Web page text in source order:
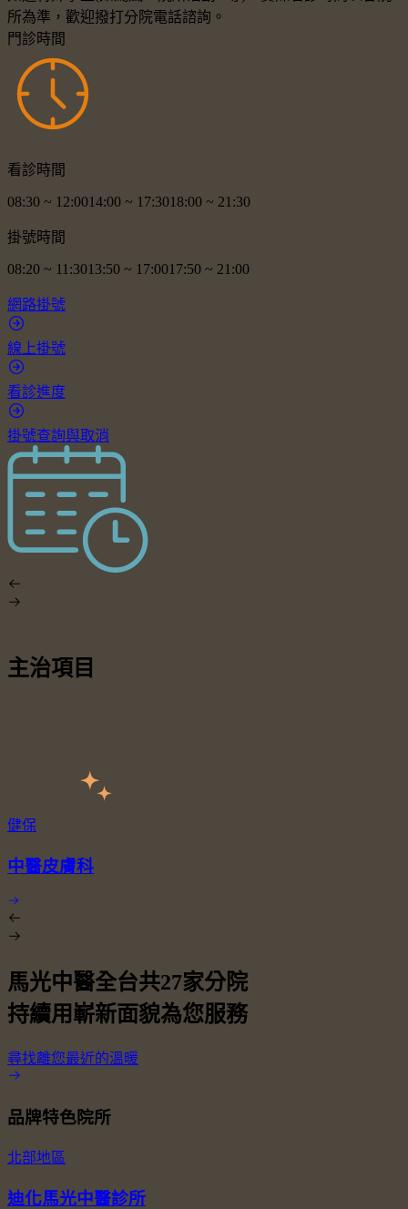
所為準，歡迎撥打分院電話諮詢。
門診時間
看診時間
08:30 ~ 12:0014:00 ~ 17:3018:00 ~ 21:30
掛號時間
08:20 ~ 11:3013:50 ~ 17:0017:50 ~ 21:00
網路掛號
線上掛號
看診進度
掛號查詢與取消
主治項目
健保
中醫皮膚科
馬光中醫全台共27家分院
持續用嶄新面貌為您服務
尋找離您最近的溫暖
品牌特色院所
北部地區
迪化馬光中醫診所